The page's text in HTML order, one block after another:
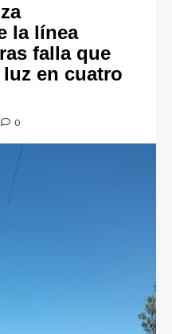
la línea
falla que
en cuatro
0